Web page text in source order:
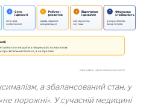
а збалансований стан, у
порожні». У сучасній медицині